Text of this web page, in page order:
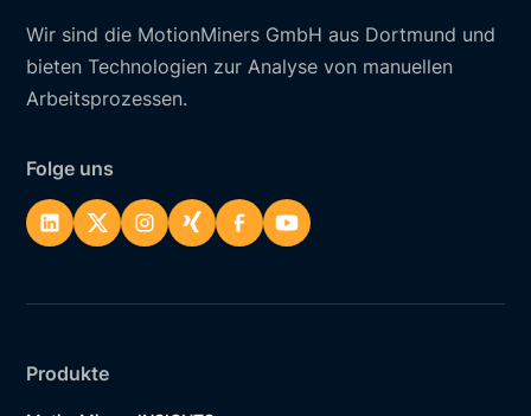
Wir sind die MotionMiners GmbH aus Dortmund und
bieten Technologien zur Analyse von manuellen
Arbeitsprozessen.
Folge uns
Produkte